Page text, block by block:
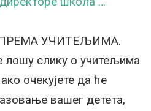
УЧИТЕЉИМА.
лошу слику о учитељима
очекујете да ће
вашег детета,